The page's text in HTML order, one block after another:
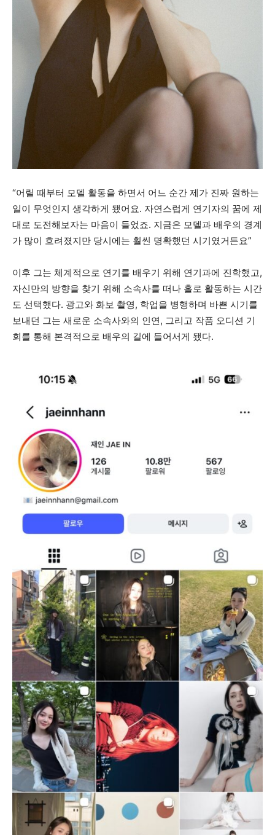
“어릴 때부터 모델 활동을 하면서 어느 순간 제가 진짜 원하는
일이 무엇인지 생각하게 됐어요. 자연스럽게 연기자의 꿈에 제
대로 도전해보자는 마음이 들었죠. 지금은 모델과 배우의 경계
가 많이 흐려졌지만 당시에는 훨씬 명확했던 시기였거든요”
이후 그는 체계적으로 연기를 배우기 위해 연기과에 진학했고,
자신만의 방향을 찾기 위해 소속사를 떠나 홀로 활동하는 시간
도 선택했다. 광고와 화보 촬영, 학업을 병행하며 바쁜 시기를
보내던 그는 새로운 소속사와의 인연, 그리고 작품 오디션 기
회를 통해 본격적으로 배우의 길에 들어서게 됐다.